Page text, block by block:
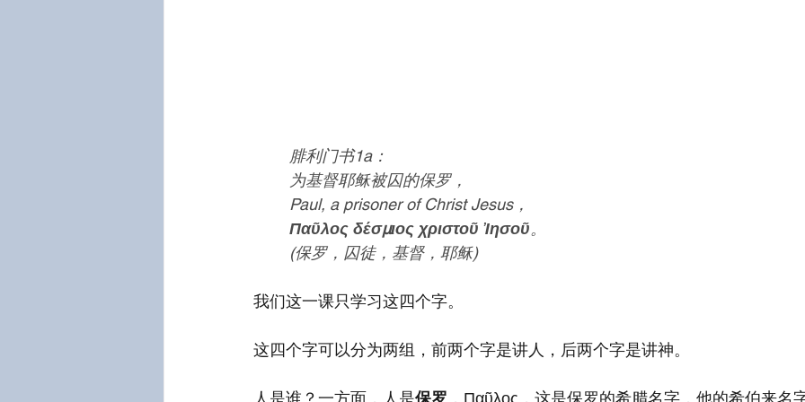
腓利门书1a：
为基督耶稣被囚的保罗，
Paul, a prisoner of Christ Jesus，
Παῦλος δέσμιος χριστοῦ Ἰησοῦ。
(保罗，囚徒，基督，耶稣)
我们这一课只学习这四个字。
这四个字可以分为两组，前两个字是讲人，后两个字是讲神。
人是谁？一方面，人是保罗 ，Παῦλος，这是保罗的希腊名字，他的希伯来名